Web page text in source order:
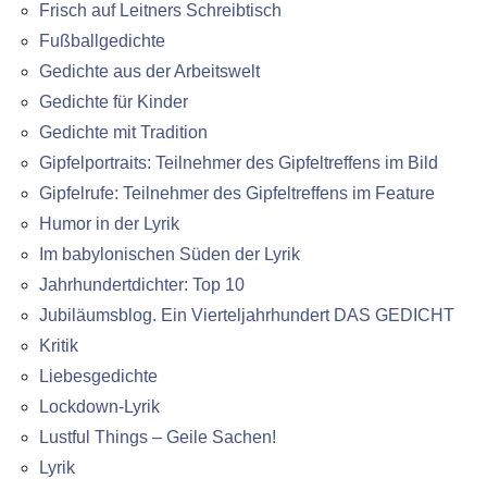
Frisch auf Leitners Schreibtisch
Fußballgedichte
Gedichte aus der Arbeitswelt
Gedichte für Kinder
Gedichte mit Tradition
Gipfelportraits: Teilnehmer des Gipfeltreffens im Bild
Gipfelrufe: Teilnehmer des Gipfeltreffens im Feature
Humor in der Lyrik
Im babylonischen Süden der Lyrik
Jahrhundertdichter: Top 10
Jubiläumsblog. Ein Vierteljahrhundert DAS GEDICHT
Kritik
Liebesgedichte
Lockdown-Lyrik
Lustful Things – Geile Sachen!
Lyrik